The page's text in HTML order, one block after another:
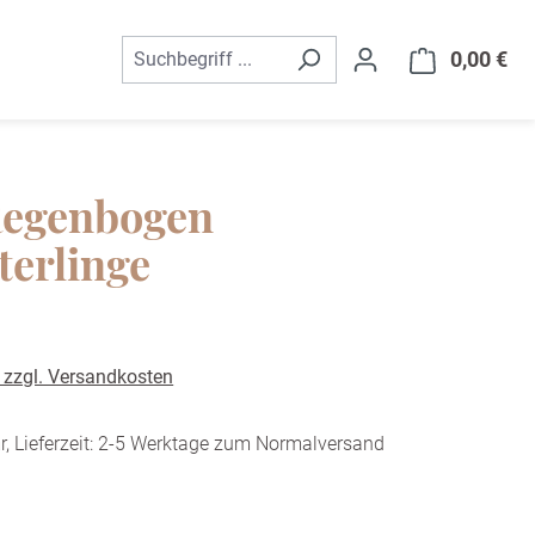
0,00 €
Versandkosten
Lieferzeit: 2-5 Werktage zum Normalversand